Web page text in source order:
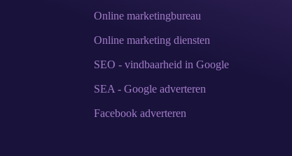
Online marketingbureau
Online marketing diensten
SEO - vindbaarheid in Google
SEA - Google adverteren
Facebook adverteren